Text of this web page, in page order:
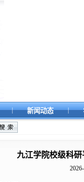
| 新闻动态 |
九江学院校级科